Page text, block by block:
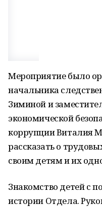
Мероприятие было
начальника
Зиминой и
экономической
коррупции Виталия
рассказать о
своим детям и их
Знакомство детей с
истории Отдела.